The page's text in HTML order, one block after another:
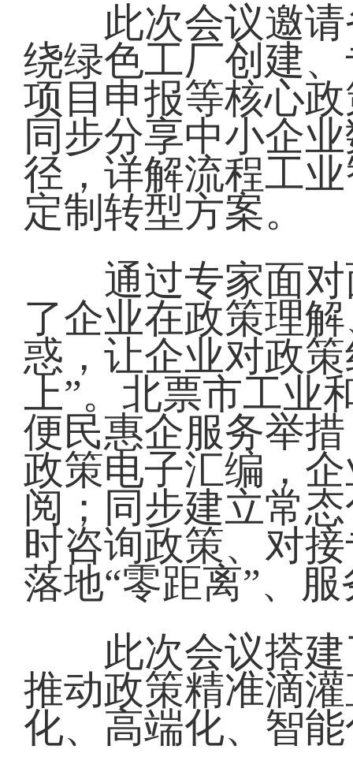
此次会议邀请
绕绿色工厂创建
项目申报等核心
同步分享中小企
径，详解流程工
定制转型方案。
通过专家面对
了企业在政策理
惑，让企业对政
上”。北票市工业
便民惠企服务举
政策电子汇编，
阅；同步建立常
时咨询政策、对
落地“零距离”、
此次会议搭建
推动政策精准滴
化、高端化、智